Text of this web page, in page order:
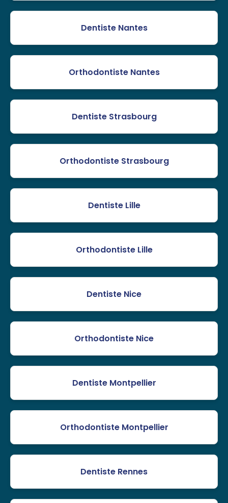
Dentiste Nantes
Orthodontiste Nantes
Dentiste Strasbourg
Orthodontiste Strasbourg
Dentiste Lille
Orthodontiste Lille
Dentiste Nice
Orthodontiste Nice
Dentiste Montpellier
Orthodontiste Montpellier
Dentiste Rennes